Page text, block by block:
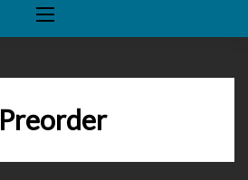
Preorder